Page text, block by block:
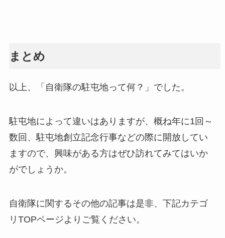
まとめ
以上、「自衛隊の駐屯地って何？」でした。
駐屯地によって違いはありますが、概ね年に1回～
数回、駐屯地創立記念行事などの際に開放してい
ますので、興味がある方はぜひ訪れてみてはいか
がでしょうか。
自衛隊に関するその他の記事は是非、下記カテゴ
リTOPページよりご覧ください。